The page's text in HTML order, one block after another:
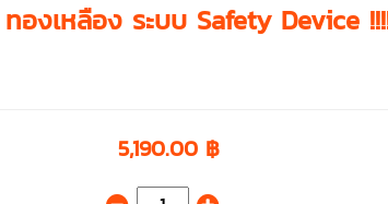
องเหลือง ระบบ Safety Device
5,190.00 ฿